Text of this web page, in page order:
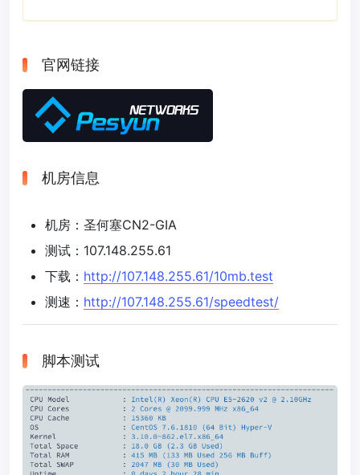
官网链接
机房信息
机房：圣何塞CN2-GIA
测试：107.148.255.61
下载： http://107.148.255.61/10mb.test
测速： http://107.148.255.61/speedtest/
脚本测试